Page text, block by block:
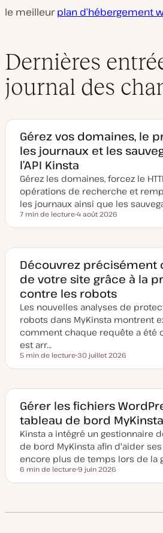
le meilleurplan d’hébergement
Dernières
journal des
Gérez vos domaines, le
les journaux et les
l’API Kinsta
Gérez les domaines, forcez le
opérations de recherche et
les journaux ainsi que les
Temps de lecture
7 min de lecture
a
e
e
m
i
s
e
à
j
o
u
r
4 août 2026
Découvrez précisément
de votre site grâce à la
contre les robots
Les nouvelles analyses de
robots dans MyKinsta montrent
comment chaque requête a été
est arr…
Temps de lecture
5 min de lecture
a
e
e
m
i
s
e
à
j
o
u
r
30 juillet 2026
Gérer les fichiers
tableau de bord MyKinsta
Kinsta a intégré un gestionnaire
de bord MyKinsta afin d'aider
encore plus de temps lors de la
Temps de lecture
6 min de lecture
a
9 juin 2026